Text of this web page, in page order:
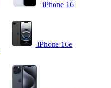
iPhone 16
iPhone 16e